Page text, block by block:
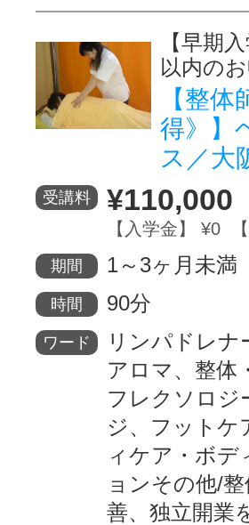
【早期
以内の
【整
得》】
ス／大
受講料 ¥110,000
【入学金】 ¥0
期間 1～3ヶ月未満
時間 90分
ワード
リンパドレ
アロマ、整体
フレクソロジ
ジ、フットケ
ィケア・ボ
ョンその他/
善、独立開業